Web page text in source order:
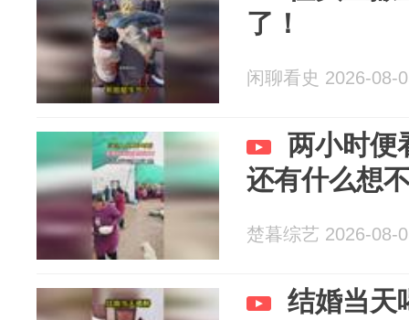
了！
闲聊看史 2026-08-
两小时便
还有什么想
楚暮综艺 2026-08-
结婚当天